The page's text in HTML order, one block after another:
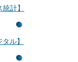
統計】
ル】